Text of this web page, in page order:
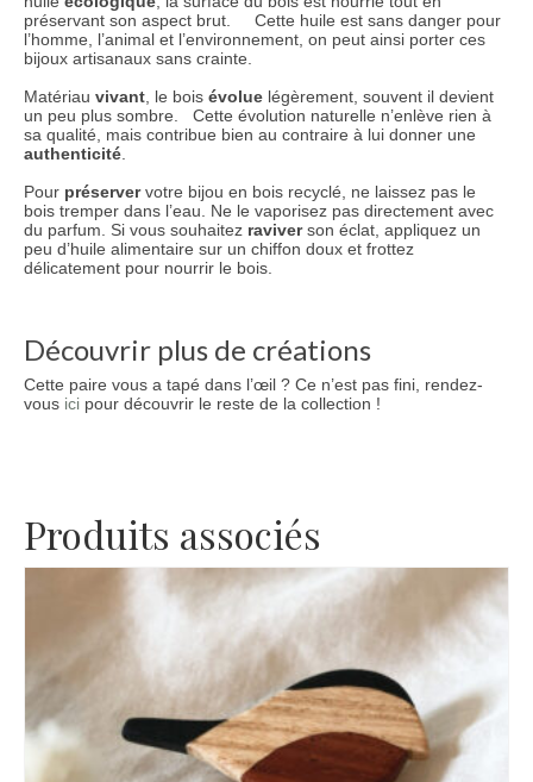
préservant son aspect brut. Cette huile est sans danger pour
l’homme, l’animal et l’environnement, on peut ainsi porter ces
bijoux artisanaux sans crainte.
Matériau vivant, le bois évolue légèrement, souvent il devient
un peu plus sombre. Cette évolution naturelle n’enlève rien à
sa qualité, mais contribue bien au contraire à lui donner une
authenticité.
Pour préservervotre bijou en bois recyclé, ne laissez pas le
bois tremper dans l’eau. Ne le vaporisez pas directement avec
du parfum. Si vous souhaitez raviverson éclat, appliquez un
peu d’huile alimentaire sur un chiffon doux et frottez
délicatement pour nourrir le bois.
Découvrir plus de créations
Cette paire vous a tapé dans l’œil ? Ce n’est pas fini, rendez-
vous ici pour découvrir le reste de la collection !
Produits associés